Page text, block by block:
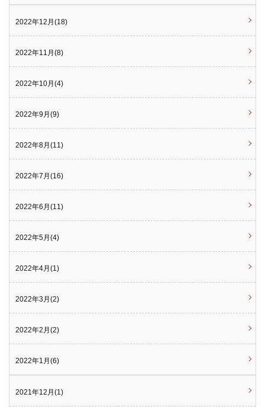
2022年12月(18)
2022年11月(8)
2022年10月(4)
2022年9月(9)
2022年8月(11)
2022年7月(16)
2022年6月(11)
2022年5月(4)
2022年4月(1)
2022年3月(2)
2022年2月(2)
2022年1月(6)
2021年12月(1)